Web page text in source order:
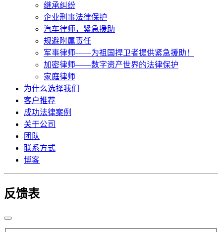
继承纠纷
企业刑事法律保护
汽车律师，紧急援助
规避附属责任
军事律师——为祖国捍卫者提供紧急援助！
加密律师——数字资产世界的法律保护
家庭律师
为什么选择我们
客户推荐
成功法律案例
关于公司
团队
联系方式
博客
反馈表